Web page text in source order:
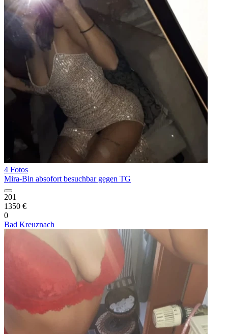
4 Fotos
Mira-Bin absofort besuchbar gegen TG
201
1350 €
0
Bad Kreuznach